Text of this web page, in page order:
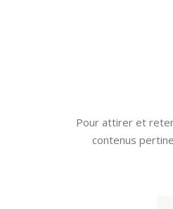
Pour attirer et
contenus